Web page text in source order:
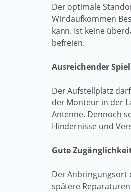
Der optimale
Windaufkommen
kann. Ist keine
befreien.
Ausreichender
Der Aufstellplatz
der Monteur in der
Antenne. Dennoch
Hindernisse und
Gute
Der Anbringungsort
spätere